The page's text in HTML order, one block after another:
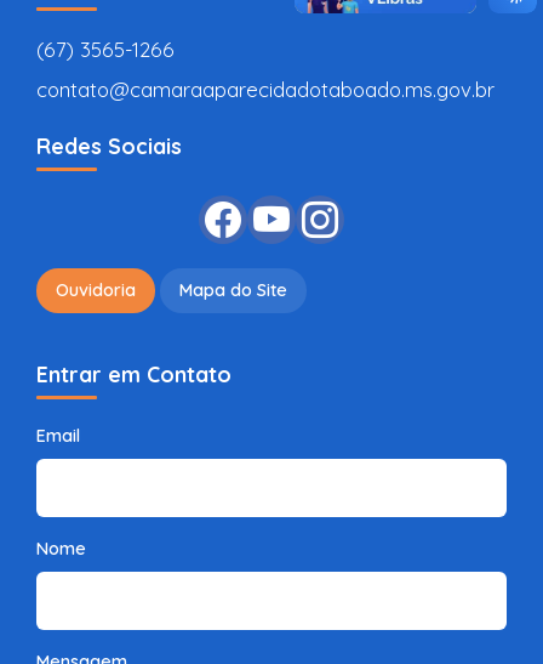
(67) 3565-1266
contato@camaraaparecidadotaboado.ms.gov.br
Redes Sociais
Ouvidoria Mapa do Site
Entrar em Contato
Email
Nome